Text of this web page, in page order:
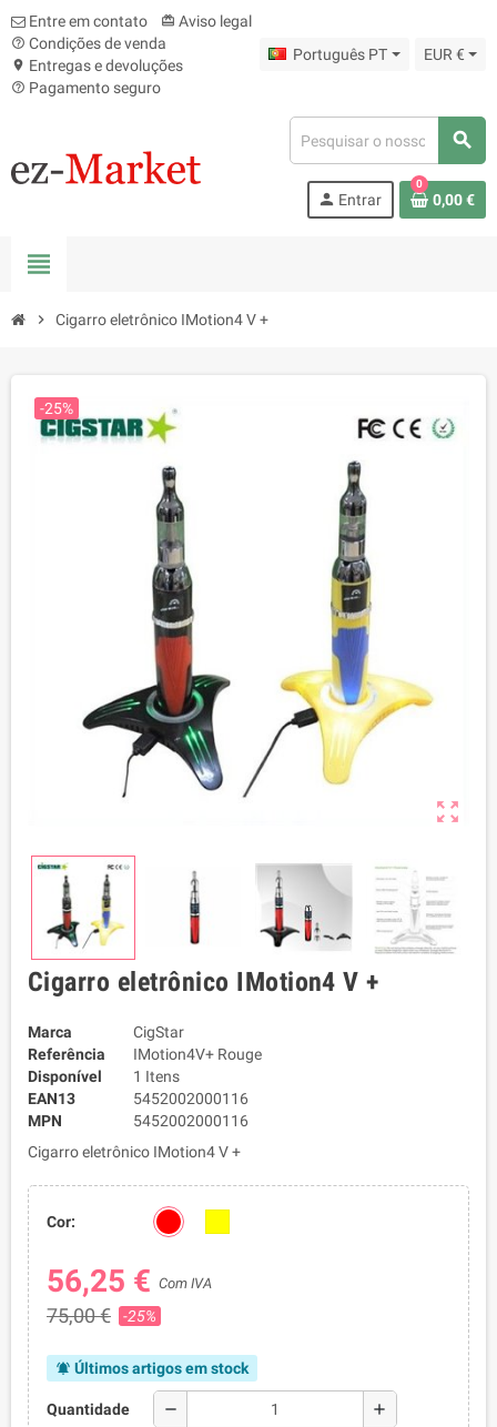
Entre em contato card_giftcard Aviso legal
help_outline Condições de venda
location_on Entregas e devoluções
help_outline Pagamento seguro
Português PT EUR €
search
person Entrar
0
0,00 €
view_headline
chevron_right Cigarro eletrônico IMotion4 V +
zoom_out_map
-25%
Cigarro eletrônico IMotion4 V +
Marca
CigStar
Referência
IMotion4V+ Rouge
Disponível
1 Itens
EAN13
5452002000116
MPN
5452002000116
Cigarro eletrônico IMotion4 V +
Cor:
56,25 € Com IVA
75,00 € -25%
notifications_active Últimos artigos em stock
Quantidade remove add